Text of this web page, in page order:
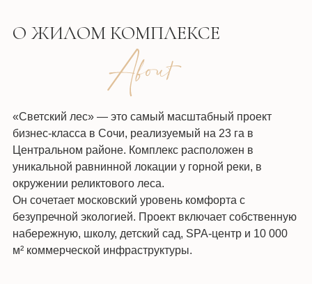
О ЖИЛОМ КОМПЛЕКСЕ
«Светский лес» — это самый масштабный проект
бизнес-класса в Сочи, реализуемый на 23 га в
Центральном районе. Комплекс расположен в
уникальной равнинной локации у горной реки, в
окружении реликтового леса.
Он сочетает московский уровень комфорта с
безупречной экологией. Проект включает собственную
набережную, школу, детский сад, SPA-центр и 10 000
м² коммерческой инфраструктуры.